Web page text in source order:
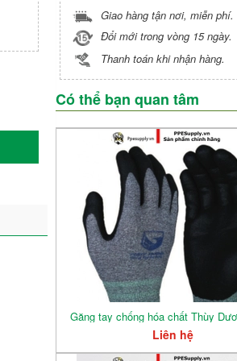
Giao hàng tận nơi, miễn phí.
Đổi mới trong vòng 15 ngày.
Thanh toán khi nhận hàng.
Có thể bạn quan tâm
Găng tay chống hóa chất Thùy
Liên hệ